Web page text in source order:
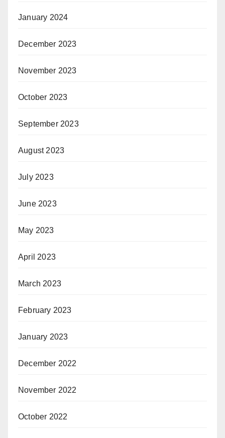
January 2024
December 2023
November 2023
October 2023
September 2023
August 2023
July 2023
June 2023
May 2023
April 2023
March 2023
February 2023
January 2023
December 2022
November 2022
October 2022